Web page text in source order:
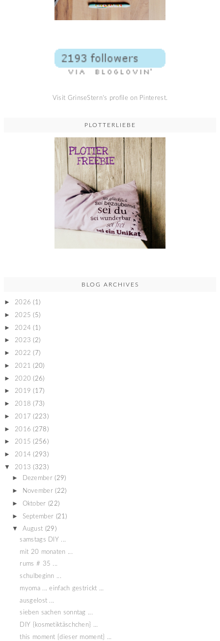
Visit GrinseStern's profile on Pinterest.
PLOTTERLIEBE
BLOG ARCHIVES
► 2026 (1)
► 2025 (5)
► 2024 (1)
► 2023 (2)
► 2022 (7)
► 2021 (20)
► 2020 (26)
► 2019 (17)
► 2018 (73)
► 2017 (223)
► 2016 (278)
► 2015 (256)
► 2014 (293)
▼ 2013 (323)
► Dezember (29)
► November (22)
► Oktober (22)
► September (21)
▼ August (29)
samstags DIY ...
mit 20 monaten ...
rums # 35 ...
schulbeginn ...
myoma ... einfach gestrickt ...
ausgelost ...
sieben sachen sonntag ...
DIY {kosmetiktäschchen} ...
this moment {dieser moment} ...